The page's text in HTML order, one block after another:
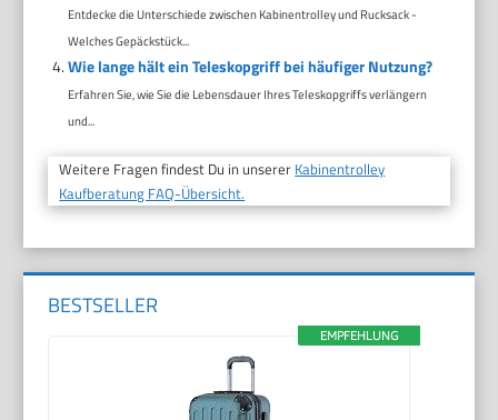
Entdecke die Unterschiede zwischen Kabinentrolley und Rucksack -
Welches Gepäckstück...
Wie lange hält ein Teleskopgriff bei häufiger Nutzung?
Erfahren Sie, wie Sie die Lebensdauer Ihres Teleskopgriffs verlängern
und...
Weitere Fragen findest Du in unserer Kabinentrolley
Kaufberatung FAQ-Übersicht.
BESTSELLER
EMPFEHLUNG